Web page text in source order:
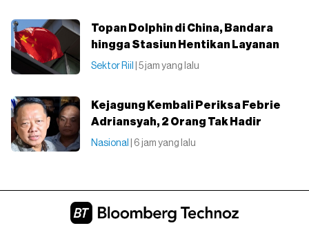
Topan Dolphin di China, Bandara
hingga Stasiun Hentikan Layanan
Sektor Riil | 5 jam yang lalu
Kejagung Kembali Periksa Febrie
Adriansyah, 2 Orang Tak Hadir
Nasional | 6 jam yang lalu